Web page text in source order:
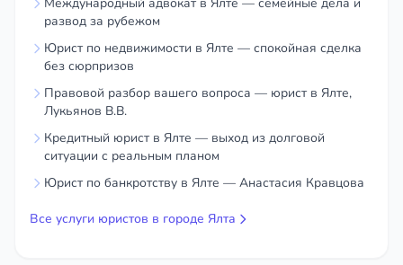
развод за рубежом
Юрист по недвижимости в Ялте — спокойная сделка
без сюрпризов
Правовой разбор вашего вопроса — юрист в Ялте,
Лукьянов В.В.
Кредитный юрист в Ялте — выход из долговой
ситуации с реальным планом
Юрист по банкротству в Ялте — Анастасия Кравцова
Все услуги юристов в городе Ялта